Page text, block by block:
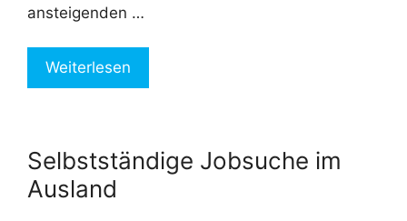
ansteigenden …
Weiterlesen
Selbstständige Jobsuche im
Ausland